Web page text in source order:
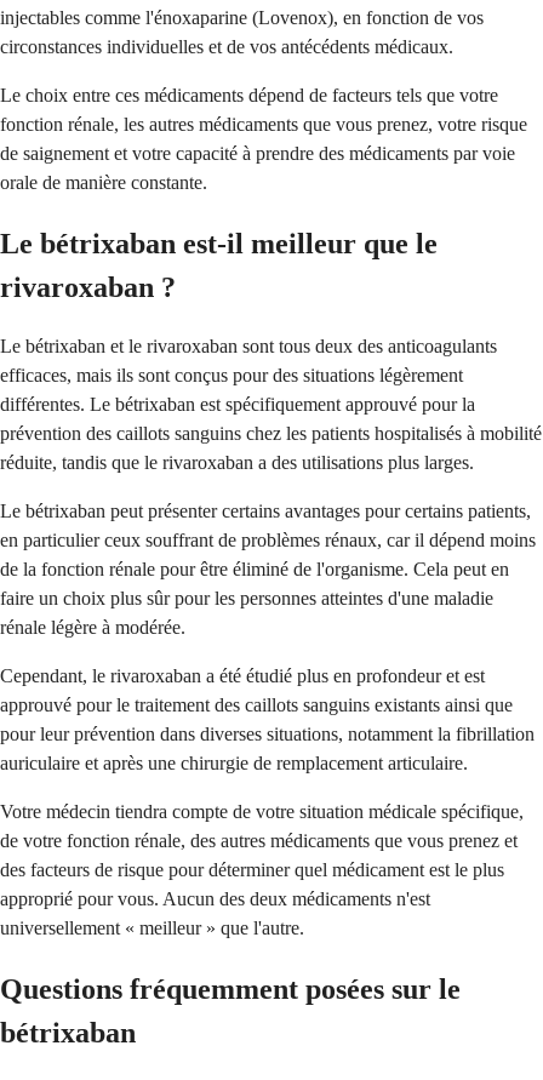
injectables comme l'énoxaparine (Lovenox), en fonction de vos
circonstances individuelles et de vos antécédents médicaux.
Le choix entre ces médicaments dépend de facteurs tels que votre
fonction rénale, les autres médicaments que vous prenez, votre risque
de saignement et votre capacité à prendre des médicaments par voie
orale de manière constante.
Le bétrixaban est-il meilleur que le
rivaroxaban ?
Le bétrixaban et le rivaroxaban sont tous deux des anticoagulants
efficaces, mais ils sont conçus pour des situations légèrement
différentes. Le bétrixaban est spécifiquement approuvé pour la
prévention des caillots sanguins chez les patients hospitalisés à mobilité
réduite, tandis que le rivaroxaban a des utilisations plus larges.
Le bétrixaban peut présenter certains avantages pour certains patients,
en particulier ceux souffrant de problèmes rénaux, car il dépend moins
de la fonction rénale pour être éliminé de l'organisme. Cela peut en
faire un choix plus sûr pour les personnes atteintes d'une maladie
rénale légère à modérée.
Cependant, le rivaroxaban a été étudié plus en profondeur et est
approuvé pour le traitement des caillots sanguins existants ainsi que
pour leur prévention dans diverses situations, notamment la fibrillation
auriculaire et après une chirurgie de remplacement articulaire.
Votre médecin tiendra compte de votre situation médicale spécifique,
de votre fonction rénale, des autres médicaments que vous prenez et
des facteurs de risque pour déterminer quel médicament est le plus
approprié pour vous. Aucun des deux médicaments n'est
universellement « meilleur » que l'autre.
Questions fréquemment posées sur le
bétrixaban